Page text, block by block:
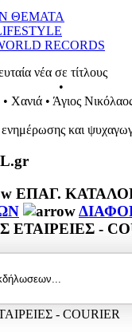
ΘΕΜΑΤΑ
RECORDS
νέα σε τίτλους
•
Χανιά • Άγιος
και
ΕΠΑΓ.
-
- COURIER